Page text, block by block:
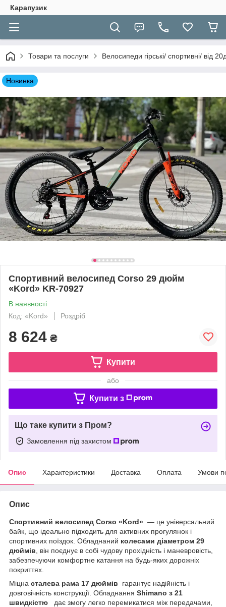
Карапузик
Товари та послуги Велосипеди гірські/ спортивні/ від
Новинка
Спортивний велосипед Corso 29 дюйм
«Kord» KR-70927
В наявності
Код: «Kord»
Роздріб
8 624 ₴
Купити
або
Купити з
Що таке купити з Пром?
Замовлення під захистом
Опис Характеристики Доставка Оплата Умови
Опис
Спортивний велосипед Corso «Kord» — це універсальний
байк, що ідеально підходить для активних прогулянок і
спортивних поїздок. Обладнаний колесами діаметром 29
дюймів , він поєднує в собі чудову прохідність і маневровість,
забезпечуючи комфортне катання на будь-яких дорожніх
покриттях.
Міцна сталева рама 17 дюймів гарантує надійність і
довговічність конструкції. Обладнання Shimano з 21
швидкістю дає змогу легко перемикатися між передачами,